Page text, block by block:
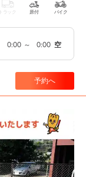
トラック 原付 バイク
0:00 ～ 0:00 空
予約へ